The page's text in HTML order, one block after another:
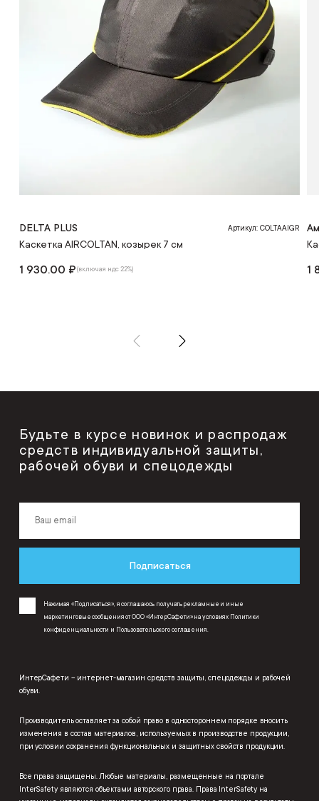
DELTA PLUS Артикул: COLTAAIGR
Каскетка AIRCOLTAN, козырек 7 см
1 930.00 ₽(включая ндс 22%) 1
Будьте в курсе новинок и распродаж
средств индивидуальной защиты,
рабочей обуви и спецодежды
Подписаться
Нажимая «Подписаться», я соглашаюсь получать рекламные и иные
маркетинговые сообщения от ООО «ИнтерСафети» на условиях Политики
конфиденциальности и Пользовательского соглашения.
ИнтерСафети – интернет-магазин средств защиты, спецодежды и рабочей
обуви.
Производитель оставляет за собой право в одностороннем порядке вносить
изменения в состав материалов, используемых в производстве продукции,
при условии сохранения функциональных и защитных свойств продукции.
Все права защищены. Любые материалы, размещенные на портале
InterSafety являются объектами авторского права. Права InterSafety на